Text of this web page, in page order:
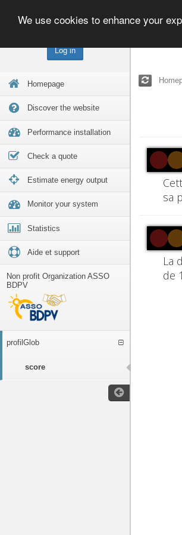
Log in
Homepage
Discover the website
Performance installation
Check a quote
Estimate energy output
Monitor your system
Statistics
Aide et support
Non profit Organization ASSO
BDPV
profilGlob
score
We use cookies to enhance your
sa
La
de